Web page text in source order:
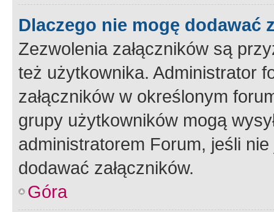
Dlaczego nie mogę dodawać
Zezwolenia załączników są
też użytkownika. Administrator
załączników w określonym
grupy użytkowników mogą
administratorem Forum, jeśli
dodawać załączników.
Góra